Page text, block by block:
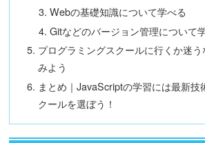
Webの基礎知識について学べる
Gitなどのバージョン管理について
プログラミングスクールに行くか迷
みよう
まとめ｜JavaScriptの学習には最新技
クールを選ぼう！